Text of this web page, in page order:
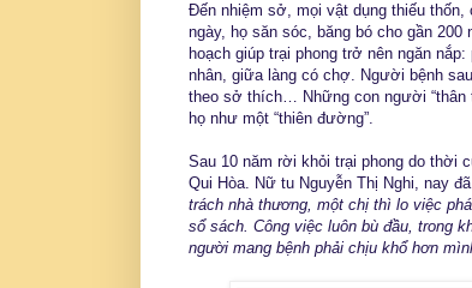
Đến nhiệm sở, mọi vật dụng thiếu
ngày, họ săn sóc, băng bó cho gần
hoạch giúp trại phong trở nên ngăn
nhân, giữa làng có chợ. Người bệnh
theo sở thích… Những con người
họ như một “thiên đường”.
Sau 10 năm rời khỏi trại phong do thời
Qui Hòa. Nữ tu Nguyễn Thị Nghi, nay
trách nhà thương, một chị thì lo việc
sổ sách. Công việc luôn bù đầu, trong
người mang bệnh phải chịu khổ hơn